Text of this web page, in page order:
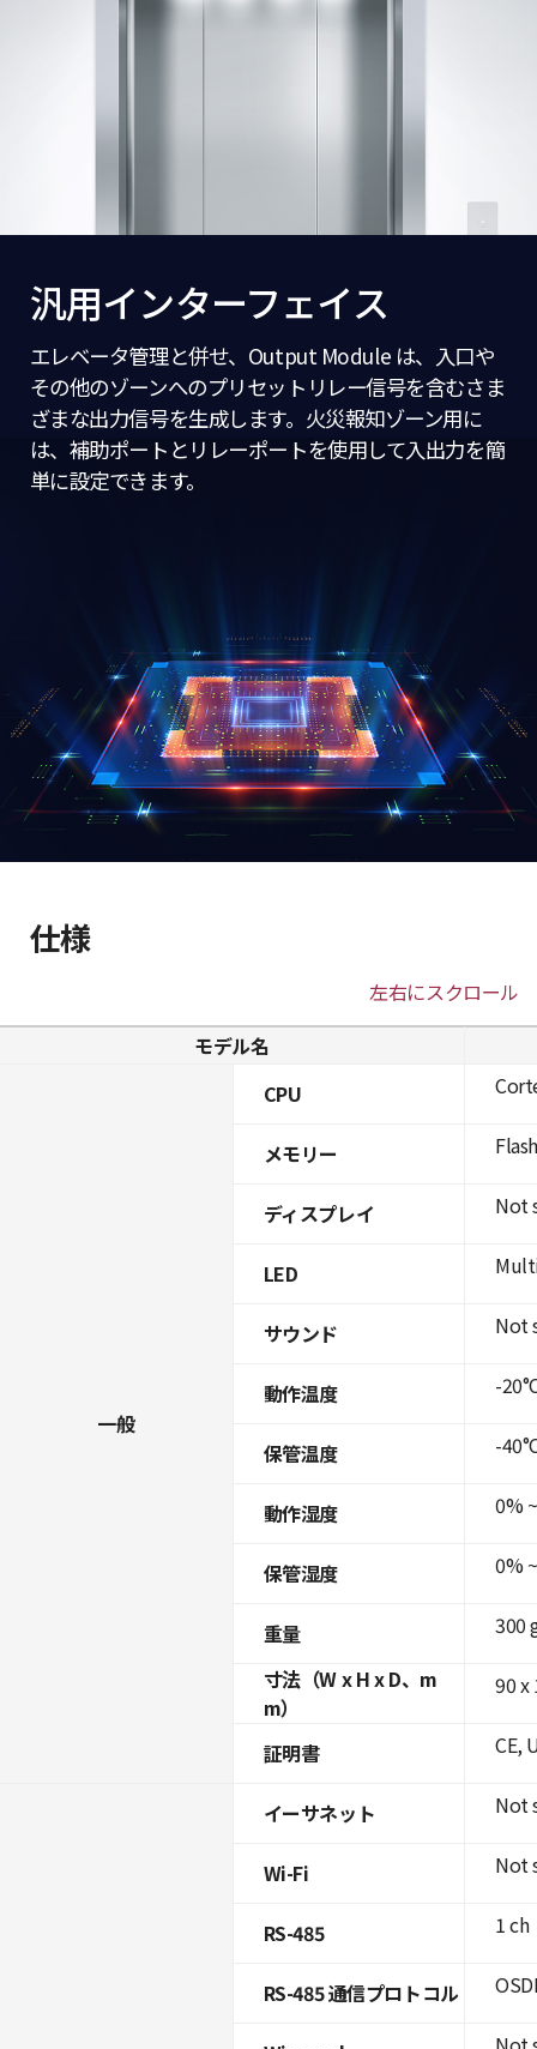
汎用インターフェイス
エレベータ管理と併せ、Output Module は、入口や
その他のゾーンへのプリセットリレー信号を含むさま
ざまな出力信号を生成します。火災報知ゾーン用に
は、補助ポートとリレーポートを使用して入出力を簡
単に設定できます。
仕様
左右にスクロール
モデル名
一般
CPU
メモリー
ディスプレイ
LED
サウンド
動作温度
保管温度
動作湿度
保管湿度
重量
寸法（W x H x D、m
m）
証明書
イーサネット
Wi-Fi
RS-485
RS-485 通信プロトコル
Not
Not
-
-
0%
0%
300
90 x
CE,
Not
Not
1 ch